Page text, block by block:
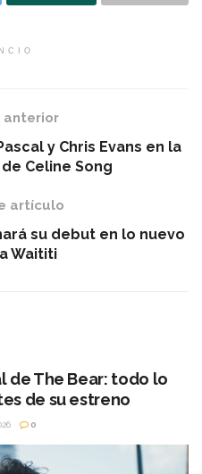
anterior
y Chris Evans en la
Celine Song
artículo
su debut en lo nuevo
Waititi
de The Bear: todo lo
de su estreno
0